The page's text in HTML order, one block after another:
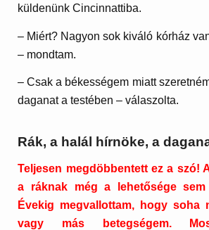
küldenünk Cincinnattiba.
– Miért? Nagyon sok kiváló kórház
– mondtam.
– Csak a békességem miatt
daganat a testében – válaszolta.
Rák, a halál hírnöke, a
Teljesen megdöbbentett ez a szó!
a ráknak még a lehetősége sem
Évekig megvallottam, hogy soha
vagy más betegségem.